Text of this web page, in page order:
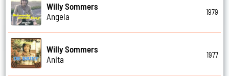
Willy Sommers
Angela
1979
Willy Sommers
Anita
1977